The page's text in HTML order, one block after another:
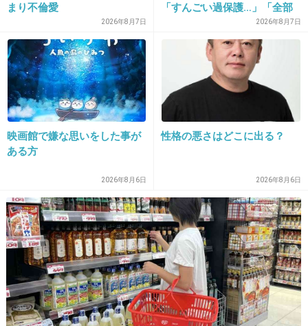
T.M.R.西川貴教（42）が、武道館できゃり
ーぱみゅぱみゅの完全コピーを披露。かわ
いすぎると話題に : にゅーす特報。
news109.com
にゅーす特報。のブログ記事。
+88 -225
夏菜子好きだけど...
ちょっと違うかも！
+79 -23
20. 匿名2013/04/02(火) 22:19:47
>>18
まり不倫愛
2026年8月7日
「すんごい過保護…」「全部
ママが準備してくれるんだ」
2026年8月7日
映画館で嫌な思いをした事が
ある方
2026年8月6日
性格の悪さはどこに出る？
2026年8月6日